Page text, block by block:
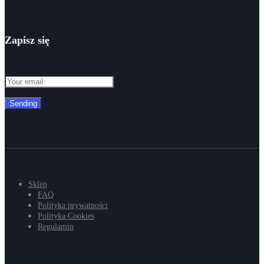
Zapisz się
Sending
Sklep
FAQ
Polityka prywatności
Polityka Cookies
Regulamin